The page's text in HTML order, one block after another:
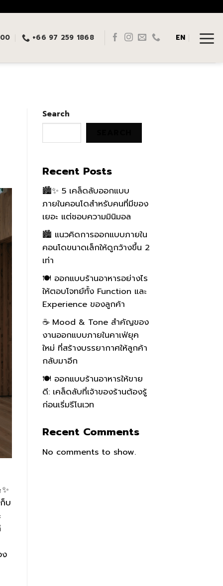
+66 97 259 1868 EN
บ
ง
Search
Recent Posts
🏙️✨ 5 เคล็ดลับออกแบบ
ภายในคอนโดสำหรับคนที่มีของ
เยอะ แต่ชอบความมินิมอล
🏙️ แนวคิดการออกแบบภายใน
คอนโดขนาดเล็กให้ดูกว้างขึ้น 2
เท่า
🍽️ ออกแบบร้านอาหารอย่างไร
ให้ตอบโจทย์ทั้ง Function และ
Experience ของลูกค้า
☕ Mood & Tone สำคัญของ
งานออกแบบภายในคาเฟ่ยุค
ใหม่ ที่สร้างบรรยากาศให้ลูกค้า
กลับมาอีก
🍽️ ออกแบบร้านอาหารให้ขาย
ดี: เคล็ดลับที่เจ้าของร้านต้องรู้
ก่อนเริ่มรีโนเวท
Recent Comments
No comments to show.